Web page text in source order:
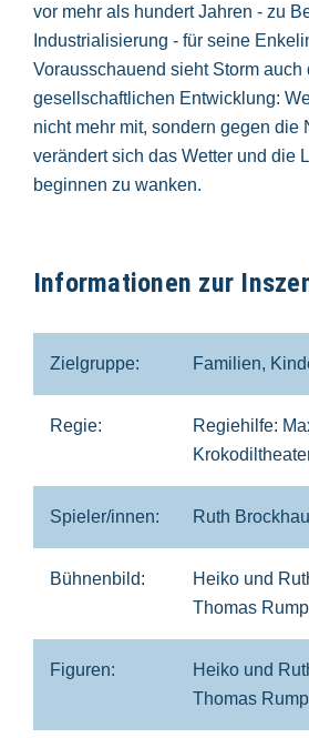
vor mehr als hundert Jahren - zu
Industrialisierung - für seine
Vorausschauend sieht Storm auch
gesellschaftlichen Entwicklung:
nicht mehr mit, sondern gegen die
verändert sich das Wetter und die
beginnen zu wanken.
Informationen zur
Zielgruppe: Familien,
Regie:
Regiehilfe:
Spieler/innen: Ruth
Bühnenbild:
Heiko und
Thomas Rump
Figuren:
Heiko und
Thomas Rump